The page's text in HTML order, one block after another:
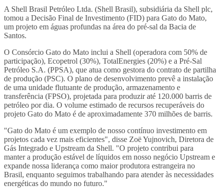
A Shell Brasil Petróleo Ltda. (Shell Brasil), subsidiária da Shell plc,
tomou a Decisão Final de Investimento (FID) para Gato do Mato,
um projeto em águas profundas na área do pré-sal da Bacia de
Santos.
O Consórcio Gato do Mato inclui a Shell (operadora com 50% de
participação), Ecopetrol (30%), TotalEnergies (20%) e a Pré-Sal
Petróleo S.A. (PPSA), que atua como gestora do contrato de partilha
de produção (PSC). O plano de desenvolvimento prevê a instalação
de uma unidade flutuante de produção, armazenamento e
transferência (FPSO), projetada para produzir até 120.000 barris de
petróleo por dia. O volume estimado de recursos recuperáveis do
projeto Gato do Mato é de aproximadamente 370 milhões de barris.
"Gato do Mato é um exemplo de nosso contínuo investimento em
projetos cada vez mais eficientes", disse Zoë Yujnovich, Diretora de
Gás Integrado e Upstream da Shell. "O projeto contribui para
manter a produção estável de líquidos em nosso negócio Upstream e
expande nossa liderança como maior produtora estrangeira no
Brasil, enquanto seguimos trabalhando para atender às necessidades
energéticas do mundo no futuro."